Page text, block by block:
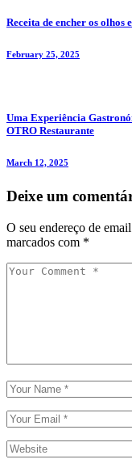
Receita de encher os olhos
February 25, 2025
Uma Experiência
OTRO Restaurante
March 12, 2025
Deixe um
O seu endereço de
marcados com *